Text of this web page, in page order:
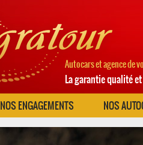
Autocars et agence de
La garantie qualité
NOS ENGAGEMENTS NOS